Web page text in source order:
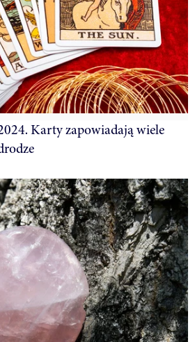
Karty zapowiadają wiele